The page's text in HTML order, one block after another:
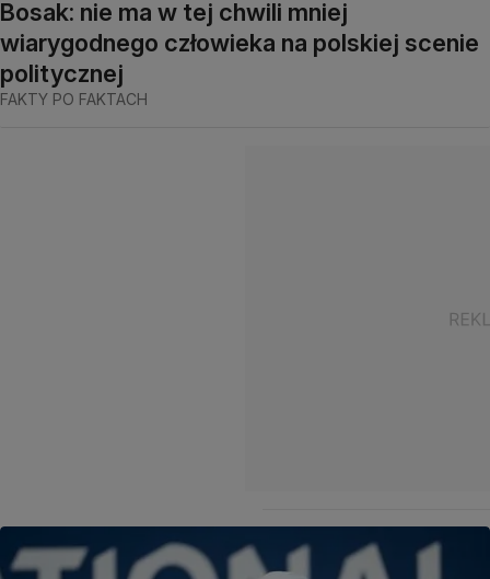
Bosak: nie ma w tej chwili mniej
wiarygodnego człowieka na polskiej scenie
politycznej
FAKTY PO FAKTACH